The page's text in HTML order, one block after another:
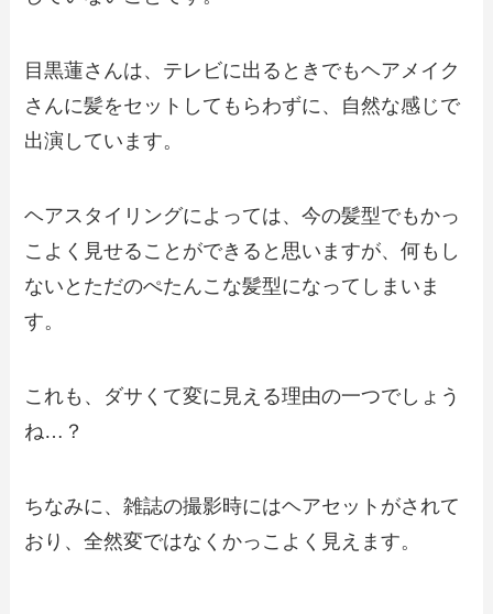
目黒蓮さんは、テレビに出るときでもヘアメイク
さんに髪をセットしてもらわずに、自然な感じで
出演しています。
ヘアスタイリングによっては、今の髪型でもかっ
こよく見せることができると思いますが、何もし
ないとただのぺたんこな髪型になってしまいま
す。
これも、ダサくて変に見える理由の一つでしょう
ね…？
ちなみに、雑誌の撮影時にはヘアセットがされて
おり、全然変ではなくかっこよく見えます。